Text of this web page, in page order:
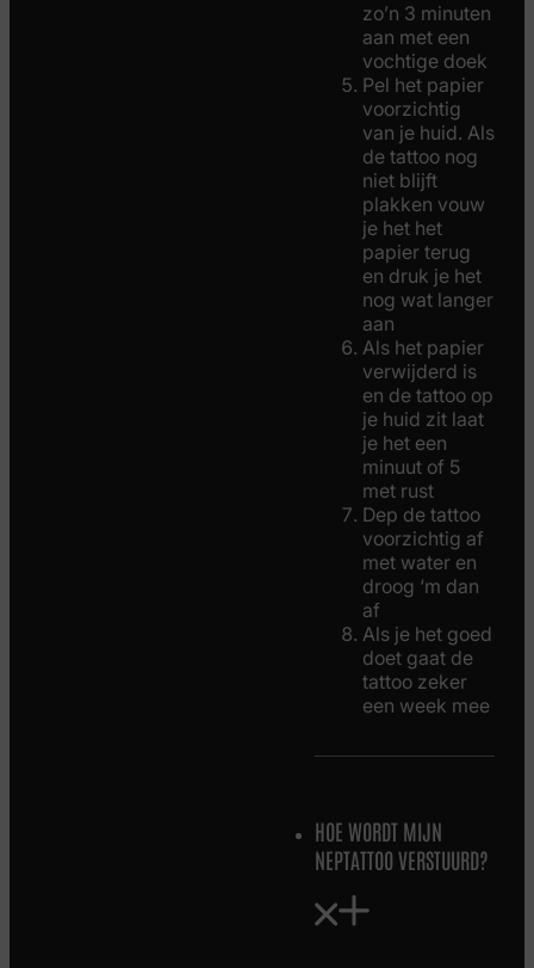
zo’n 3 minuten
aan met een
vochtige doek
Pel het papier
voorzichtig
van je huid. Als
de tattoo nog
niet blijft
plakken vouw
je het het
papier terug
en druk je het
nog wat langer
aan
Als het papier
verwijderd is
en de tattoo op
je huid zit laat
je het een
minuut of 5
met rust
Dep de tattoo
voorzichtig af
met water en
droog ‘m dan
af
Als je het goed
doet gaat de
tattoo zeker
een week mee
HOE WORDT MIJN
NEPTATTOO VERSTUURD?